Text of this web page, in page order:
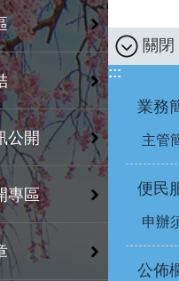
公開
專區
關閉
:::
業務
主管
便民
申辦
公佈